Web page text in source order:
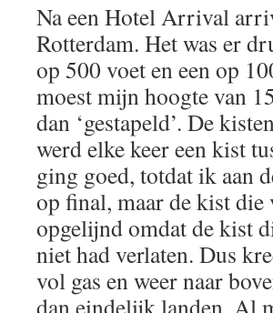
Na een Hotel Arrival
Rotterdam. Het was er
op 500 voet en een op
moest mijn hoogte van
dan ‘gestapeld’. De
werd elke keer een kist
ging goed, totdat ik aan
op final, maar de kist
opgelijnd omdat de kist
niet had verlaten. Dus
vol gas en weer naar
dan eindelijk landen. Al